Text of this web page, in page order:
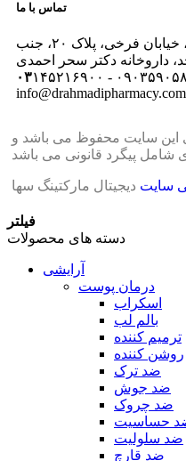
تماس با ما
شاهین شهر، انتهای خیایان نظامی، خیابان فرخی، پلاک ۲۰، جنب
داروخانه دکتر سحر احمدی
۰۳- ۰۹۱۳۲۰۵۶۲۲۳
info@drahmadipharmacy.com
این سایت محفوظ می باشد و
سایت دیجیتال مارکتینگ سها
فیلتر
دسته های محصولات
آرایشی
درمان پوست
اسکراب
بالم لب
ترمیم کننده
روشن کننده
ضد ترک
ضد جوش
ضد چروک
حساسیت
ضد سلولیت
ضد قارچ